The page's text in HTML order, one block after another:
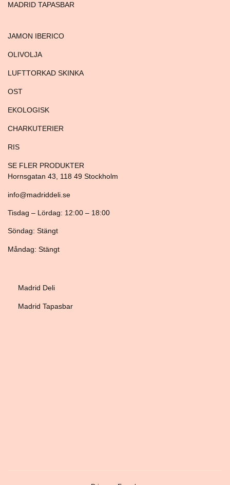
MADRID TAPASBAR
JAMON IBERICO
OLIVOLJA
LUFTTORKAD SKINKA
OST
EKOLOGISK
CHARKUTERIER
RIS
SE FLER PRODUKTER
Hornsgatan 43, 118 49 Stockholm
info@madriddeli.se
Tisdag – Lördag: 12:00 – 18:00
Söndag: Stängt
Måndag: Stängt
Madrid Deli
Madrid Tapasbar